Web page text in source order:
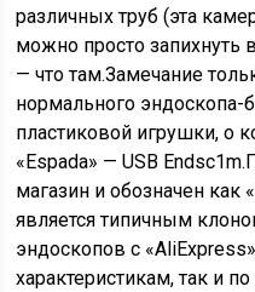
различных труб (эта
можно просто
— что там.Замечание
нормального эндоскопа-
пластиковой игрушки, о
«Espada» — USB
магазин и обозначен как
является типичным
эндоскопов с
характеристикам, так и